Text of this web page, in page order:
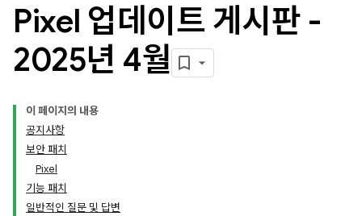
Pixel 업데이트 게시판 -
2025년 4월
이 페이지의 내용
공지사항
보안 패치
Pixel
기능 패치
일반적인 질문 및 답변